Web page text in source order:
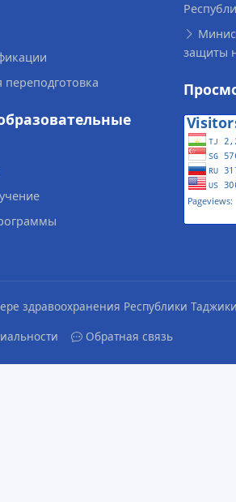
защиты
здравоохранения Республики
Обратная связь